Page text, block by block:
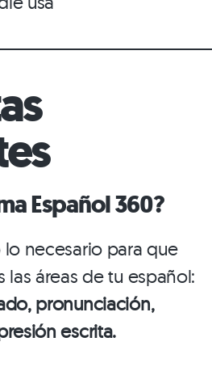
Español 360?
necesario para que
áreas de tu español:
pronunciación,
escrita.